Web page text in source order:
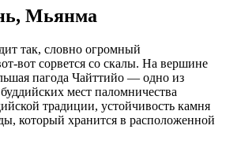
Мьянма
так, словно огромный
вот сорвется со скалы. На вершине
пагода Чайттийо — одно из
мест паломничества
традиции, устойчивость камня
который хранится в расположенной